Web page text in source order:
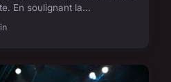
En soulignant la...